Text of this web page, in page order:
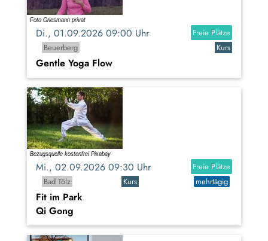
Di., 01.09.2026 09:00 Uhr
Freie Plätze
Beuerberg
Kurs
Gentle Yoga Flow
Mi., 02.09.2026 09:30 Uhr
Freie Plätze
Bad Tölz
Kurs mehrtägig
Fit im Park
Qi Gong